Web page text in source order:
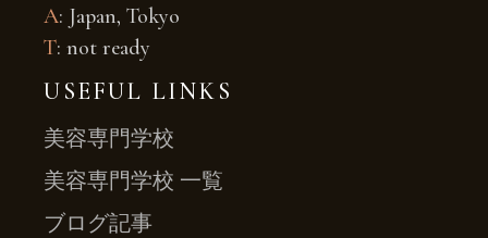
A: Japan, Tokyo
T: not ready
USEFUL LINKS
美容専門学校
美容専門学校 一覧
ブログ記事